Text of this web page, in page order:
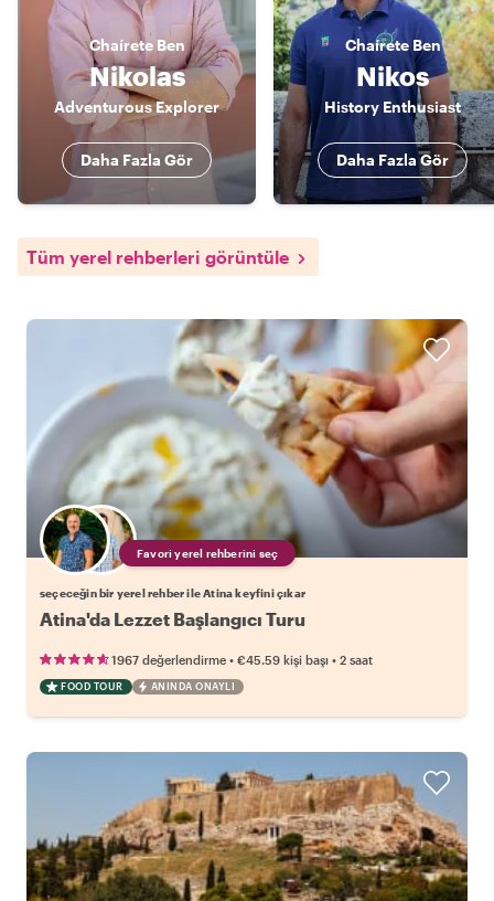
ChaíreteBen
Nikolas
Adventurous Explorer
Daha Fazla Gör
Chaírete Ben
Nikos
History Enthusiast
Daha Fazla Gör
Tüm yerel rehberleri görüntüle
Favori yerel rehberini seç
seçeceğin bir yerel rehber ile Atina keyfini çıkar
Atina'da Lezzet Başlangıcı Turu
1967 değerlendirme • €45.59 kişi başı • 2 saat
FOOD TOUR ANINDA ONAYLI